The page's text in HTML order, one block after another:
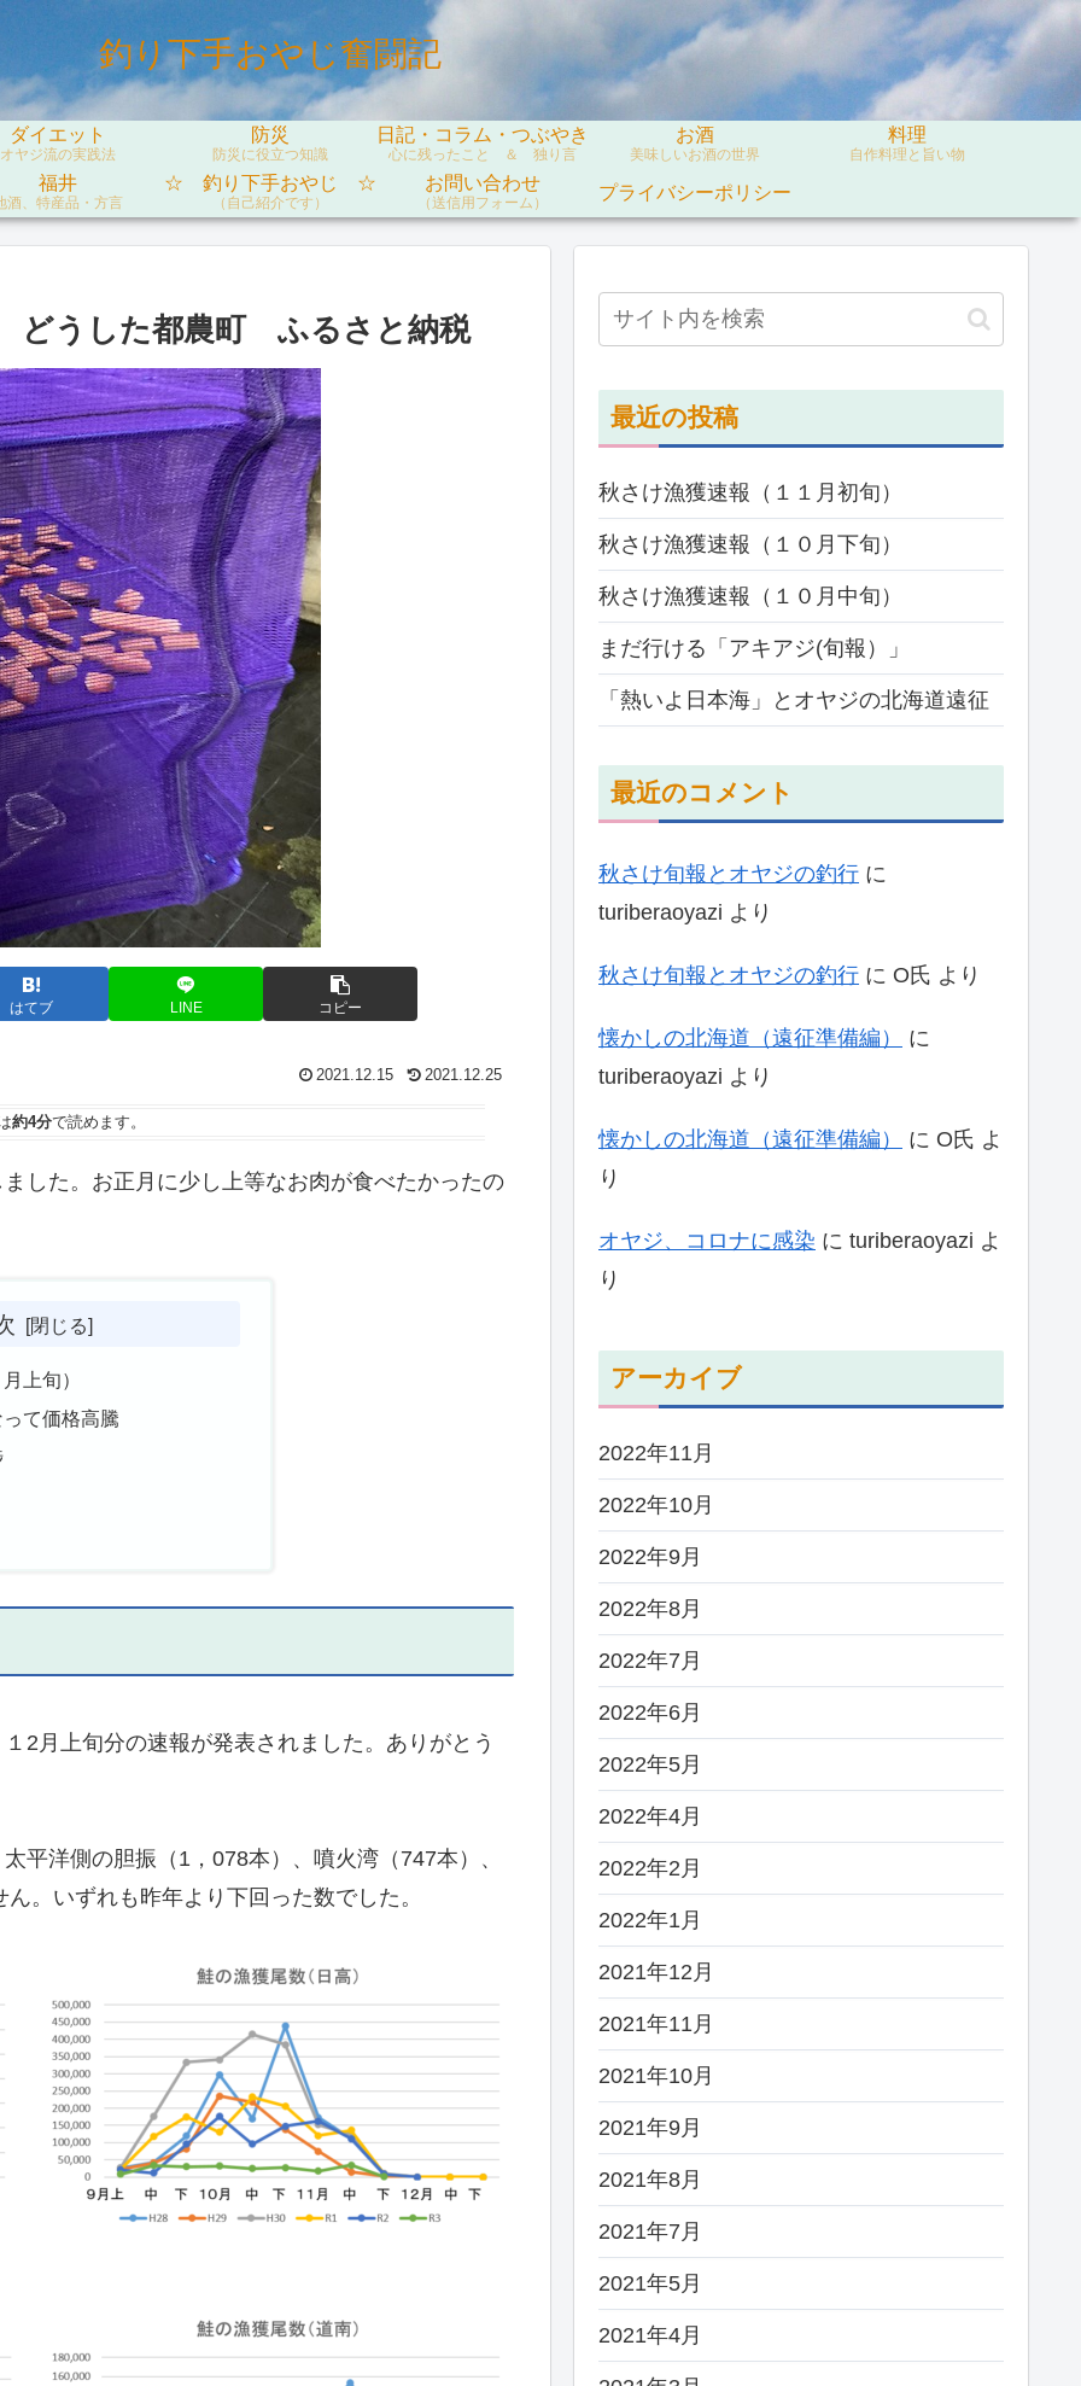
釣り下手おやじ奮闘記
ダイエット
オヤジ流の実践法
防災
防災に役立つ知識
日記・コラム・つぶやき
心に残ったこと ＆ 独り言
お酒
美味しいお酒の世界
料理
自作料理と旨い物
福井
酒、特産品・方言
☆ 釣り下手おやじ ☆
（自己紹介です）
お問い合わせ
（送信用フォーム）
プライバシーポリシー
うした都農町 ふるさと納税
はてブ LINE コピー
2021.12.15 2021.12.25
約4分で読めます。
した。お正月に少し上等なお肉が食べたかったの
上旬）
て価格高騰
月上旬分の速報が発表されました。ありがとう
洋側の胆振（1，078本）、噴火湾（747本）、
。いずれも昨年より下回った数でした。
最近の投稿
秋さけ漁獲速報（１１月初旬）
秋さけ漁獲速報（１０月下旬）
秋さけ漁獲速報（１０月中旬）
まだ行ける「アキアジ(旬報）」
「熱いよ日本海」とオヤジの北海道遠征
最近のコメント
秋さけ旬報とオヤジの釣行 に
turiberaoyazi より
秋さけ旬報とオヤジの釣行 に O氏 より
懐かしの北海道（遠征準備編）
に
turiberaoyazi より
懐かしの北海道（遠征準備編） に O氏 よ
り
オヤジ、コロナに感染 に turiberaoyazi よ
り
アーカイブ
2022年11月
2022年10月
2022年9月
2022年8月
2022年7月
2022年6月
2022年5月
2022年4月
2022年2月
2022年1月
2021年12月
2021年11月
2021年10月
2021年9月
2021年8月
2021年7月
2021年5月
2021年4月